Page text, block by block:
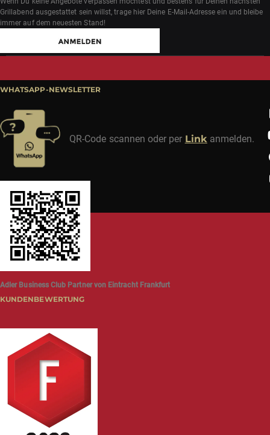
Grillabend ausgestattet sein willst, trage hier Deine E-Mail-Adresse ein und bleibe
immer auf dem neuesten Stand!
WHATSAPP-NEWSLETTER
QR-Code scannen oder per Link anmelden.
Adler Business Club Partner von Eintracht Frankfurt
KUNDENBEWERTUNG